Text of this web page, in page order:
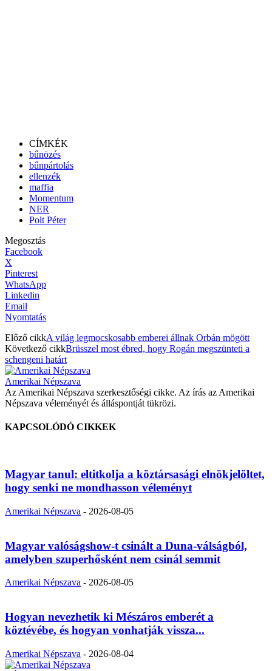
CÍMKÉK
bűnözés
bűnpártolás
ellenzék
maffia
Momentum
NER
Polt Péter
Megosztás
Facebook
X
Pinterest
WhatsApp
Linkedin
Email
Nyomtatás
Előző cikkA világ legmocskosabb emberei állnak Orbán mögött
Következő cikkBrüsszel most ébred, hogy Rogán megszünteti a
schengeni határt
Amerikai Népszava
Az Amerikai Népszava szerkesztőségi cikke. Az írás az Amerikai
Népszava véleményét és álláspontját tükrözi.
KAPCSOLÓDÓ CIKKEK
Magyar tanul: eltitkolja a köztársasági elnökjelöltet,
hogy senki ne mondhasson véleményt
Amerikai Népszava - 2026-08-05
Magyar valóságshow-t csinált a Duna-válságból,
amelyben szuperhősként nem csinál semmit
Amerikai Népszava - 2026-08-05
Hogyan nevezhetik ki Mészáros emberét a
köztévébe, és hogyan vonhatják vissza...
Amerikai Népszava - 2026-08-04